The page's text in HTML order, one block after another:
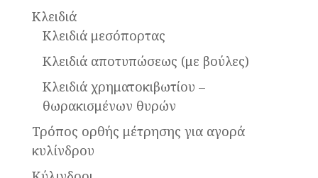
Κλειδιά
Κλειδιά μεσόπορτας
Κλειδιά αποτυπώσεως (με βούλες)
Κλειδιά χρηματοκιβωτίου –
θωρακισμένων θυρών
Τρόπος ορθής μέτρησης για αγορά
κυλίνδρου